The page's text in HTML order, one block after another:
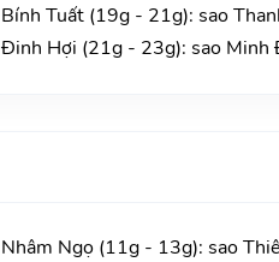
Bính Tuất (19g - 21g): sao
Đinh Hợi (21g - 23g): sao Minh
Nhâm Ngọ (11g - 13g): sao